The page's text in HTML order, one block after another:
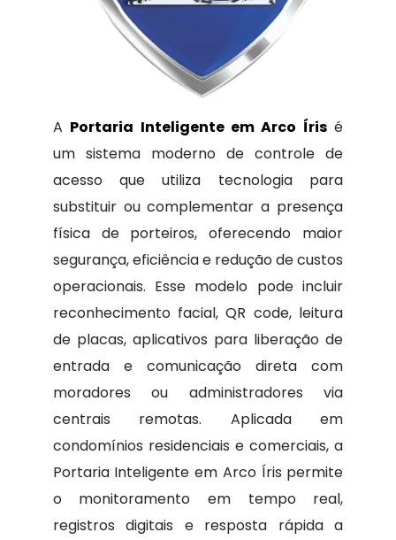
A Portaria Inteligente em Arco Írisé
um sistema moderno de controle de
acesso que utiliza tecnologia para
substituir ou complementar a presença
física de porteiros, oferecendo maior
segurança, eficiência e redução de custos
operacionais. Esse modelo pode incluir
reconhecimento facial, QR code, leitura
de placas, aplicativos para liberação de
entrada e comunicação direta com
moradores ou administradores via
centrais remotas. Aplicada em
condomínios residenciais e comerciais, a
Portaria Inteligente em Arco Íris permite
o monitoramento em tempo real,
registros digitais e resposta rápida a